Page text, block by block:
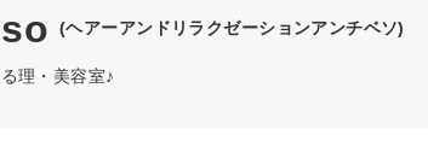
(ヘアーアンドリラクゼーションアンチベソ)
理・美容室♪